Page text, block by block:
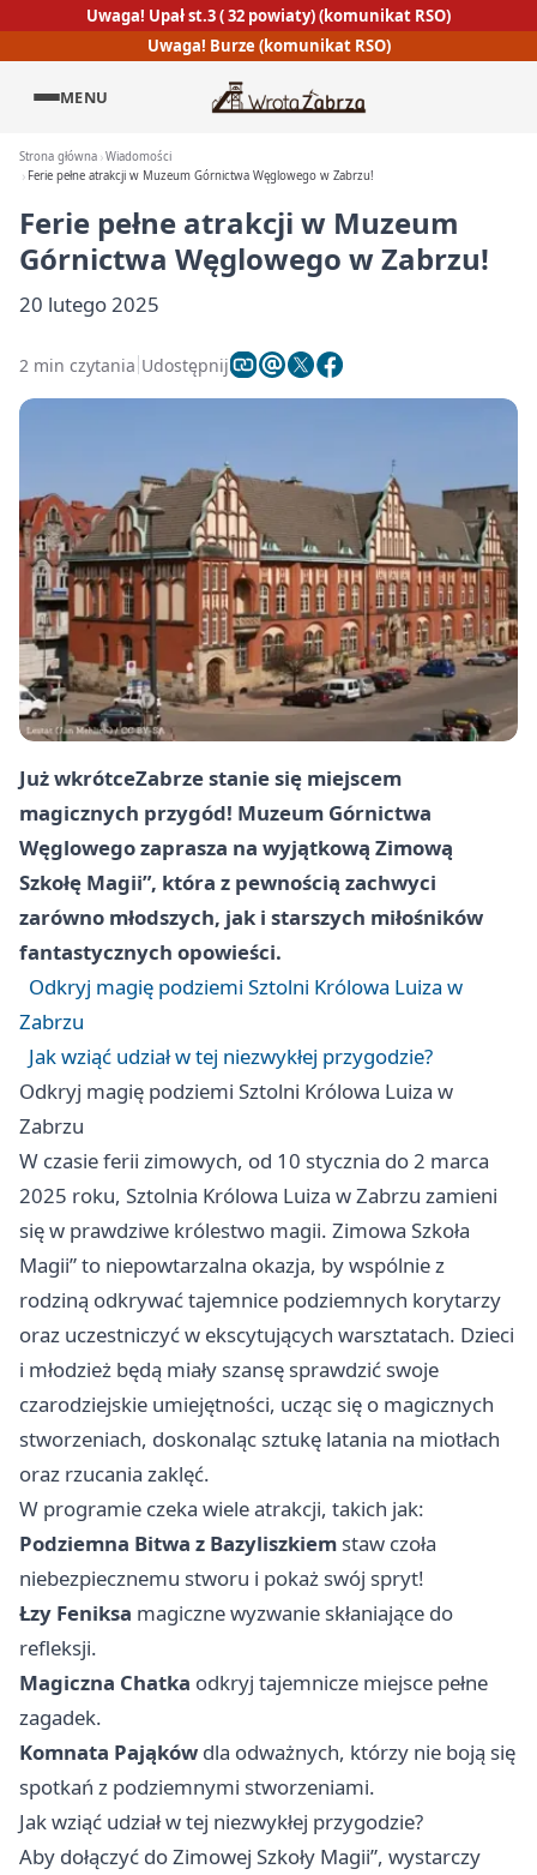
Uwaga! Upał st.3 ( 32 powiaty) (komunikat RSO)
Uwaga! Burze (komunikat RSO)
MENU
Strona główna Wiadomości
Ferie pełne atrakcji w Muzeum Górnictwa Węglowego w Zabrzu!
Ferie pełne atrakcji w Muzeum
Górnictwa Węglowego w Zabrzu!
20 lutego 2025
2 min czytania Udostępnij
Już wkrótceZabrzestanie się miejscem
magicznych przygód! Muzeum Górnictwa
Węglowego zaprasza na wyjątkową Zimową
Szkołę Magii”, która z pewnością zachwyci
zarówno młodszych, jak i starszych miłośników
fantastycznych opowieści.
Odkryj magię podziemi Sztolni Królowa Luiza w
Zabrzu
Jak wziąć udział w tej niezwykłej przygodzie?
Odkryj magię podziemi Sztolni Królowa Luiza w
Zabrzu
W czasie ferii zimowych, od 10 stycznia do 2 marca
2025 roku, Sztolnia Królowa Luiza w Zabrzu zamieni
się w prawdziwe królestwo magii. Zimowa Szkoła
Magii” to niepowtarzalna okazja, by wspólnie z
rodziną odkrywać tajemnice podziemnych korytarzy
oraz uczestniczyć w ekscytujących warsztatach. Dzieci
i młodzież będą miały szansę sprawdzić swoje
czarodziejskie umiejętności, ucząc się o magicznych
stworzeniach, doskonaląc sztukę latania na miotłach
oraz rzucania zaklęć.
W programie czeka wiele atrakcji, takich jak:
Podziemna Bitwa z Bazyliszkiem staw czoła
niebezpiecznemu stworu i pokaż swój spryt!
Łzy Feniksa magiczne wyzwanie skłaniające do
refleksji.
Magiczna Chatka odkryj tajemnicze miejsce pełne
zagadek.
Komnata Pająków dla odważnych, którzy nie boją się
spotkań z podziemnymi stworzeniami.
Jak wziąć udział w tej niezwykłej przygodzie?
Aby dołączyć do Zimowej Szkoły Magii”, wystarczy